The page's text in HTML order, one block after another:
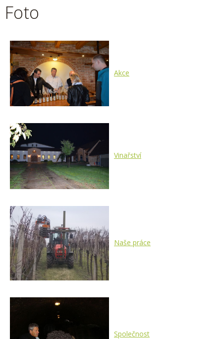
Foto
Akce
Vinařství
Naše práce
Společnost